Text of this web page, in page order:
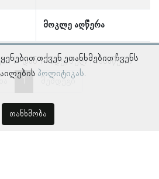
მოკლე აღწერა
1–დან 1–მდე, სულ 1 ჩანაწერი
შემდეგი
თქვენ ეთანხმებით ჩვენს
პოლიტიკას.
თანხმობა